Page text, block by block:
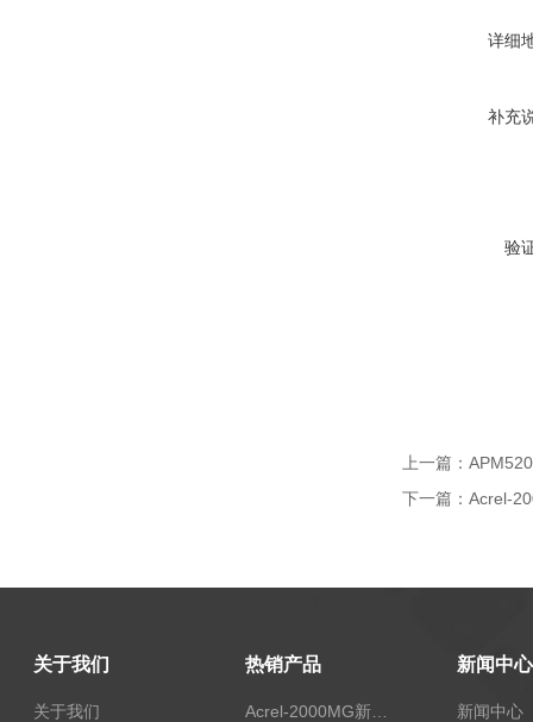
详细
补充
验
上一篇：
下一篇： Acrel-
关于我们
关于我们
热销产品
Acrel-2000MG新能源消纳安科瑞微电网能量管理系统
新闻中心
新闻中心